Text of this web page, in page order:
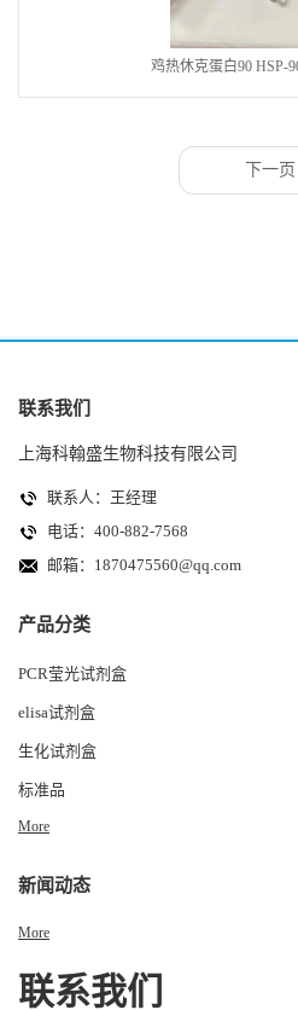
鸡热休克蛋白90 HSP-
下一页
联系我们
上海科翰盛生物科技有限公司
联系人：王经理
电话：400-882-7568
邮箱： 1870475560@qq.com
产品分类
PCR莹光试剂盒
elisa试剂盒
生化试剂盒
标准品
More
新闻动态
More
联系我们